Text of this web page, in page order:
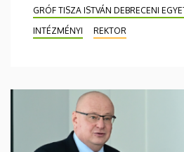
GRÓF TISZA ISTVÁN DEBRECENI
INTÉZMÉNYI
REKTOR